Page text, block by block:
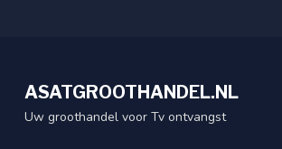
ASATGROOTHANDEL.NL
Uw groothandel voor Tv ontvangst